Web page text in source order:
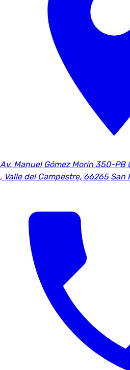
Av. Manuel Gómez Morín 350-PB
, Valle del Campestre, 66265 San